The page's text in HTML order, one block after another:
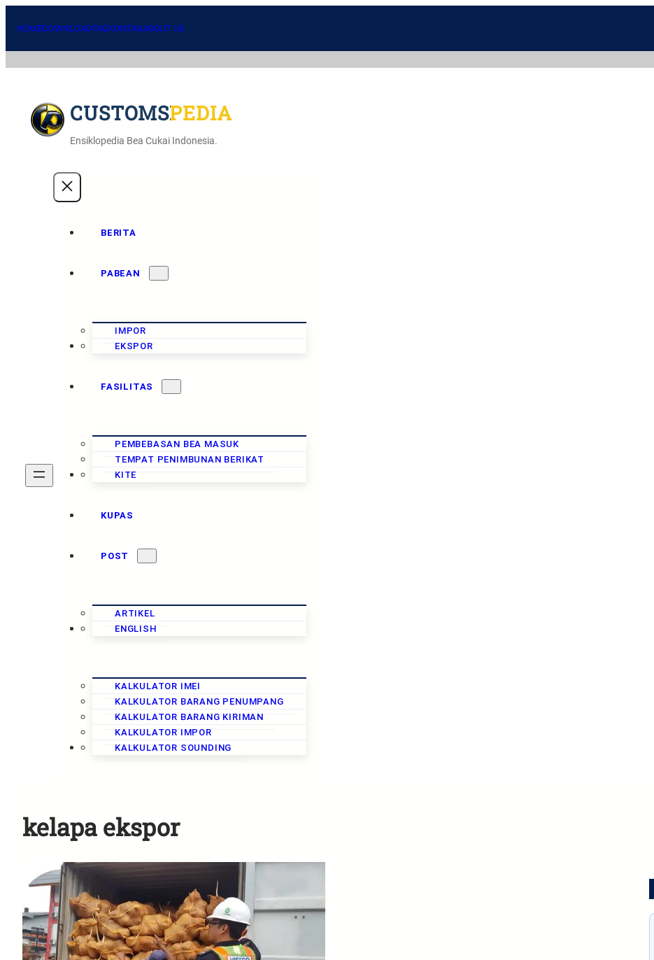
HOMEDOWNLOADFAQKONTAKABOUT US
CUSTOMSPEDIA
Ensiklopedia Bea Cukai Indonesia.
BERITA
PABEAN
IMPOR
EKSPOR
CUKAI
FASILITAS
PEMBEBASAN BEA MASUK
TEMPAT PENIMBUNAN BERIKAT
KITE
PAJAK
KUPAS
POST
ARTIKEL
ENGLISH
KALKULATOR
KALKULATOR IMEI
KALKULATOR BARANG PENUMPANG
KALKULATOR BARANG KIRIMAN
KALKULATOR IMPOR
KALKULATOR SOUNDING
KURS
kelapa ekspor